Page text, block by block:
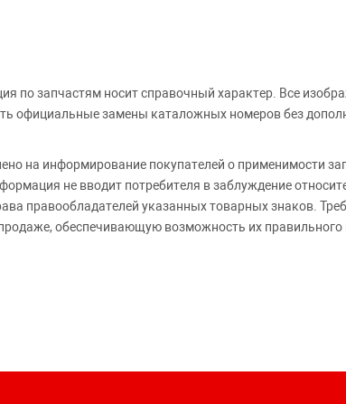
по запчастям носит справочный характер. Все
официальные замены каталожных номеров без
на информирование покупателей о применимости
не вводит потребителя в заблуждение
правообладателей указанных товарных знаков.
обеспечивающую возможность их